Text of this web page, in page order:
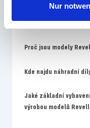
Nur
Jak často přináší
Proč jsou modely
Kde najdu náhradní
Jaké základní
výrobou modelů